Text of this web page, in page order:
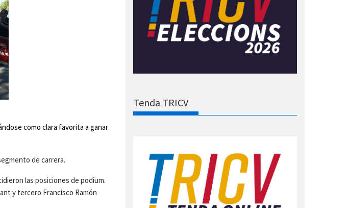
como clara favorita a ganar
de carrera.
las posiciones de podium.
y tercero Francisco Ramón
Tenda TRICV